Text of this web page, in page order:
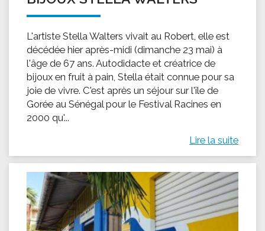
L'artiste Stella Walters vivait au Robert, elle est
décédée hier après-midi (dimanche 23 mai) à
l'âge de 67 ans. Autodidacte et créatrice de
bijoux en fruit à pain, Stella était connue pour sa
joie de vivre. C'est après un séjour sur l'île de
Gorée au Sénégal pour le Festival Racines en
2000 qu'...
Lire la suite